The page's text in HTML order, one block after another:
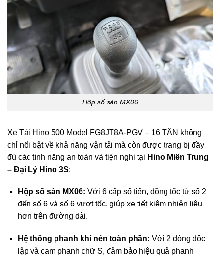
Hộp số sàn MX06
Xe Tải Hino 500 Model FG8JT8A-PGV – 16 TẤN không
chỉ nổi bật về khả năng vận tải mà còn được trang bị đầy
đủ các tính năng an toàn và tiện nghi tại Hino Miền Trung
– Đại Lý Hino 3S:
Hộp số sàn MX06: Với 6 cấp số tiến, đồng tốc từ số 2
đến số 6 và số 6 vượt tốc, giúp xe tiết kiệm nhiên liệu
hơn trên đường dài.
Hệ thống phanh khí nén toàn phần: Với 2 dòng độc
lập và cam phanh chữ S, đảm bảo hiệu quả phanh